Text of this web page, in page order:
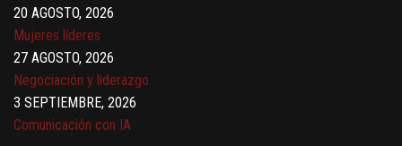
20 AGOSTO, 2026
Mujeres líderes
27 AGOSTO, 2026
Negociación y liderazgo
3 SEPTIEMBRE, 2026
Comunicación con IA